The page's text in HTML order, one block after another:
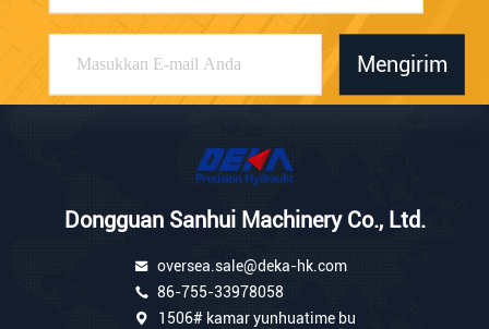
Mengirim
Dongguan Sanhui Machinery Co., Ltd.
oversea.sale@deka-hk.com
86-755-33978058
1506# kamar yunhuatime bu